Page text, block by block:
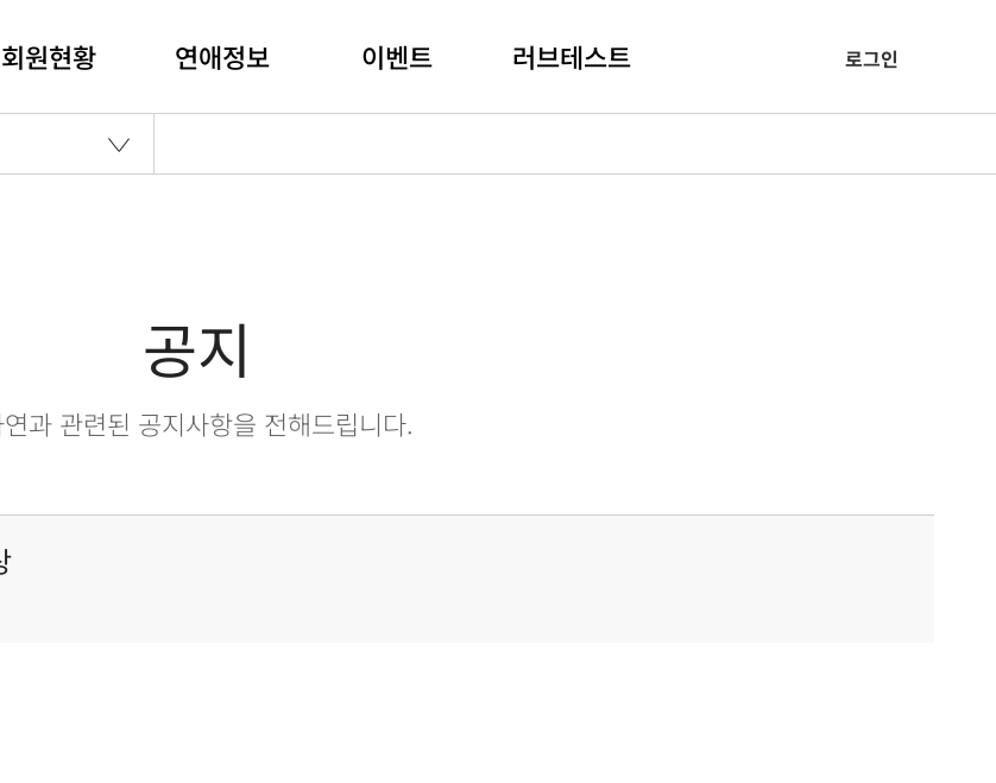
회원현황 연애정보 이벤트 러브테스트 로그인
공지
과 관련된 공지사항을 전해드립니다.